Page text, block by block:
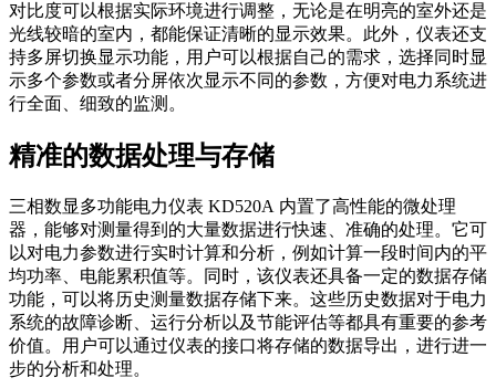
对比度可以根据实际环境进行调整，无论是在明亮的室外还是
光线较暗的室内，都能保证清晰的显示效果。此外，仪表还支
持多屏切换显示功能，用户可以根据自己的需求，选择同时显
示多个参数或者分屏依次显示不同的参数，方便对电力系统进
行全面、细致的监测。
精准的数据处理与存储
三相数显多功能电力仪表 KD520A 内置了高性能的微处理
器，能够对测量得到的大量数据进行快速、准确的处理。它可
以对电力参数进行实时计算和分析，例如计算一段时间内的平
均功率、电能累积值等。同时，该仪表还具备一定的数据存储
功能，可以将历史测量数据存储下来。这些历史数据对于电力
系统的故障诊断、运行分析以及节能评估等都具有重要的参考
价值。用户可以通过仪表的接口将存储的数据导出，进行进一
步的分析和处理。